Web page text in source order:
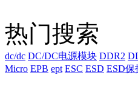
热门搜索
dc/dc DC/DC电源模块 DDR2
Micro EPB ept ESC ESD ESD保